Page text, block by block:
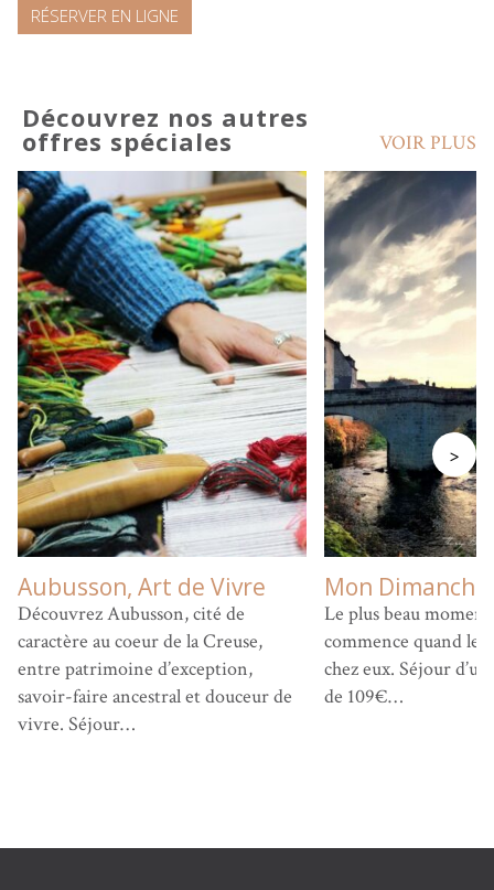
RÉSERVER EN LIGNE
Découvrez nos autres
offres spéciales VOIR PLUS
Aubusson, Art de Vivre
Découvrez Aubusson, cité de
caractère au coeur de la Creuse,
entre patrimoine d’exception,
savoir-faire ancestral et douceur de
vivre. Séjour…
Mon
Le plus beau
commence quand
chez eux. Séjour
de 109€…
>